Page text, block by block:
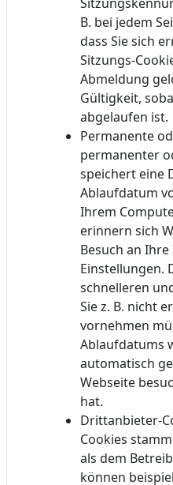
B. bei jedem
dass Sie sich
Sitzungs-
Abmeldung
Gültigkeit,
abgelaufen ist.
Permanente
permanenter
speichert eine
Ablaufdatum
Ihrem
erinnern sich
Besuch an
Einstellungen.
schnelleren
Sie z. B. nicht
vornehmen
Ablaufdatums
automatisch
Webseite
hat.
Drittanbieter-
Cookies
als dem
können